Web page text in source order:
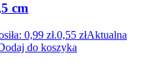
cm
0,99 zł.0,55 złAktualna
do koszyka